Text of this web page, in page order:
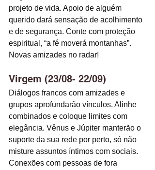
projeto de vida. Apoio de alguém
querido dará sensação de acolhimento
e de segurança. Conte com proteção
espiritual, “a fé moverá montanhas”.
Novas amizades no radar!
Virgem (23/08- 22/09)
Diálogos francos com amizades e
grupos aprofundarão vínculos. Alinhe
combinados e coloque limites com
elegância. Vênus e Júpiter manterão o
suporte da sua rede por perto, só não
misture assuntos íntimos com sociais.
Conexões com pessoas de fora